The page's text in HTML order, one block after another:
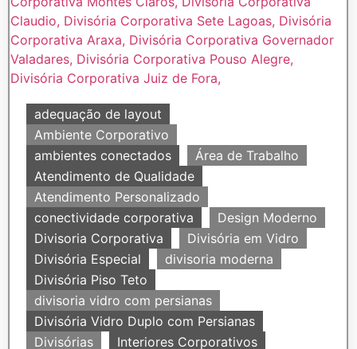
adequação de layout
Ambiente Corporativo
ambientes conectados
Área de Trabalho
Atendimento de Qualidade
Atendimento Personalizado
conectividade corporativa
Design Moderno
Divisoria Corporativa
Divisória em Vidro
Divisória Especial
divisoria moderna
Divisória Piso Teto
divisoria vidro com persianas
Divisória Vidro Duplo com Persianas
Divisórias
Interiores Corporativos